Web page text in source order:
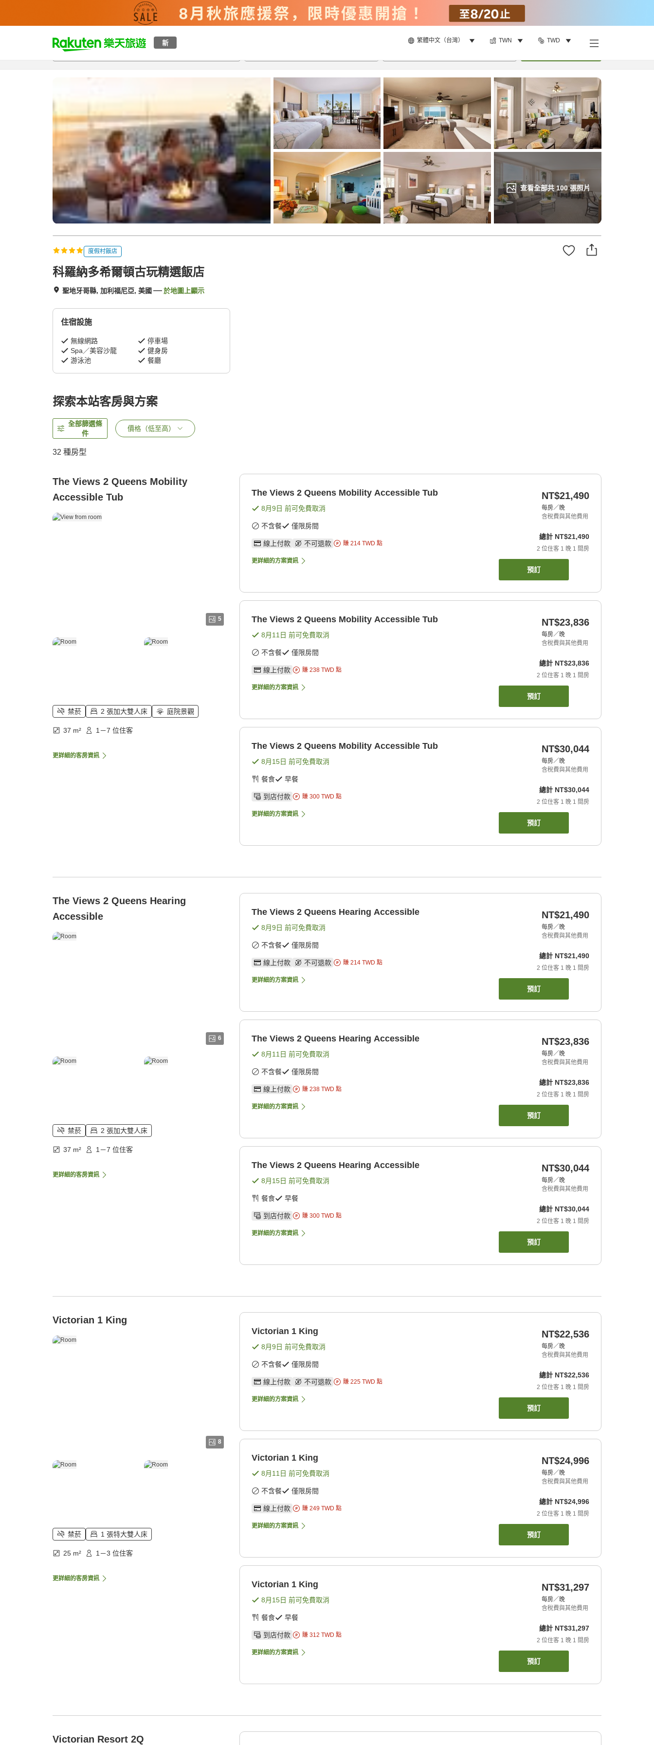
新 繁體中文（台灣） TWN TWD
t
p
e
e
h
查看全部共100張照片
總覽客房與方案評語設施
度假村飯店
科羅納多希爾頓古玩精選飯店
聖地牙哥縣, 加利福尼亞, 美國 於地圖上顯示
住宿設施
無線網路
停車場
Spa／美容沙龍
健身房
游泳池
餐廳
探索本站客房與方案
全部篩選條
件
價格（低至高）
32 種房型
The Views 2 Queens Mobility
Accessible Tub
5
禁菸 2 張加大雙人床 庭院景觀
37 m² 1－7 位住客
更詳細的客房資訊
The Views 2 Queens Mobility Accessible Tub
8月9日 前可免費取消
不含餐 僅限房間
線上付款 不可退款 賺 214 TWD 點
更詳細的方案資訊
NT$21,490
每房／晚
含稅費與其他費用
總計 NT$21,490
2 位住客 1 晚 1 間房
預訂
The Views 2 Queens Mobility Accessible Tub
8月11日 前可免費取消
不含餐 僅限房間
線上付款 賺 238 TWD 點
更詳細的方案資訊
NT$23,836
每房／晚
含稅費與其他費用
總計 NT$23,836
2 位住客 1 晚 1 間房
預訂
The Views 2 Queens Mobility Accessible Tub
8月15日 前可免費取消
餐食 早餐
到店付款 賺 300 TWD 點
更詳細的方案資訊
NT$30,044
每房／晚
含稅費與其他費用
總計 NT$30,044
2 位住客 1 晚 1 間房
預訂
The Views 2 Queens Hearing
Accessible
6
禁菸 2 張加大雙人床
37 m² 1－7 位住客
更詳細的客房資訊
The Views 2 Queens Hearing Accessible
8月9日 前可免費取消
不含餐 僅限房間
線上付款 不可退款 賺 214 TWD 點
更詳細的方案資訊
NT$21,490
每房／晚
含稅費與其他費用
總計 NT$21,490
2 位住客 1 晚 1 間房
預訂
The Views 2 Queens Hearing Accessible
8月11日 前可免費取消
不含餐 僅限房間
線上付款 賺 238 TWD 點
更詳細的方案資訊
NT$23,836
每房／晚
含稅費與其他費用
總計 NT$23,836
2 位住客 1 晚 1 間房
預訂
The Views 2 Queens Hearing Accessible
8月15日 前可免費取消
餐食 早餐
到店付款 賺 300 TWD 點
更詳細的方案資訊
NT$30,044
每房／晚
含稅費與其他費用
總計 NT$30,044
2 位住客 1 晚 1 間房
預訂
Victorian 1 King
8
禁菸 1 張特大雙人床
25 m² 1－3 位住客
更詳細的客房資訊
Victorian 1 King
8月9日 前可免費取消
不含餐 僅限房間
線上付款 不可退款 賺 225 TWD 點
更詳細的方案資訊
NT$22,536
每房／晚
含稅費與其他費用
總計 NT$22,536
2 位住客 1 晚 1 間房
預訂
Victorian 1 King
8月11日 前可免費取消
不含餐 僅限房間
線上付款 賺 249 TWD 點
更詳細的方案資訊
NT$24,996
每房／晚
含稅費與其他費用
總計 NT$24,996
2 位住客 1 晚 1 間房
預訂
Victorian 1 King
8月15日 前可免費取消
餐食 早餐
到店付款 賺 312 TWD 點
更詳細的方案資訊
NT$31,297
每房／晚
含稅費與其他費用
總計 NT$31,297
2 位住客 1 晚 1 間房
預訂
Victorian Resort 2Q